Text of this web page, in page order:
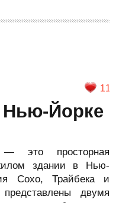
11
Йорке
это просторная
здании в Нью-
Сохо, Трайбека и
двумя